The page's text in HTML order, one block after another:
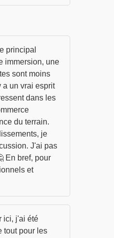
principal
immersion, une
sont moins
a un vrai esprit
dans les
du terrain.
je
J'ai pas
En bref, pour
et
ici, j'ai été
tout pour les